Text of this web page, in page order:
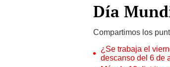
Día
Compartimos los
¿Se trabaja el
descanso del 6 de